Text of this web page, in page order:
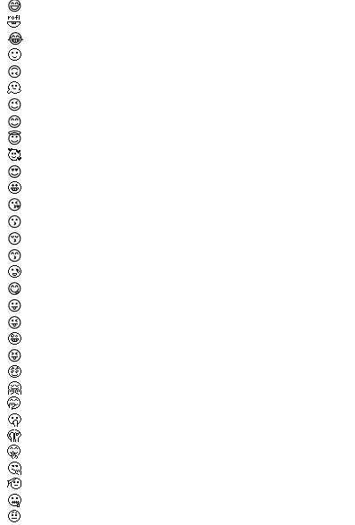
😅
🤣
😂
🙂
🙃
🫠
😉
😊
😇
🥰
😍
🤩
😘
😗
😚
😙
🥲
😋
😛
😜
🤪
😝
🤑
🤗
🤭
🫢
🫣
🤫
🤔
🫡
🤐
🤨